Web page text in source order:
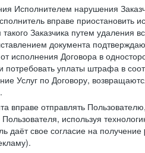
Исполнителем нарушения
вправе приостановить
Заказчика путем
документа
от исполнения Договора в
потребовать уплаты штрафа в
Услуг по Договору,
вправе отправлять
используя
даёт свое согласие на